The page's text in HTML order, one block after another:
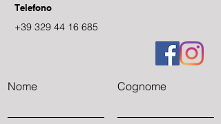
Telefono
+39 329 44 16 685
Nome Cognome